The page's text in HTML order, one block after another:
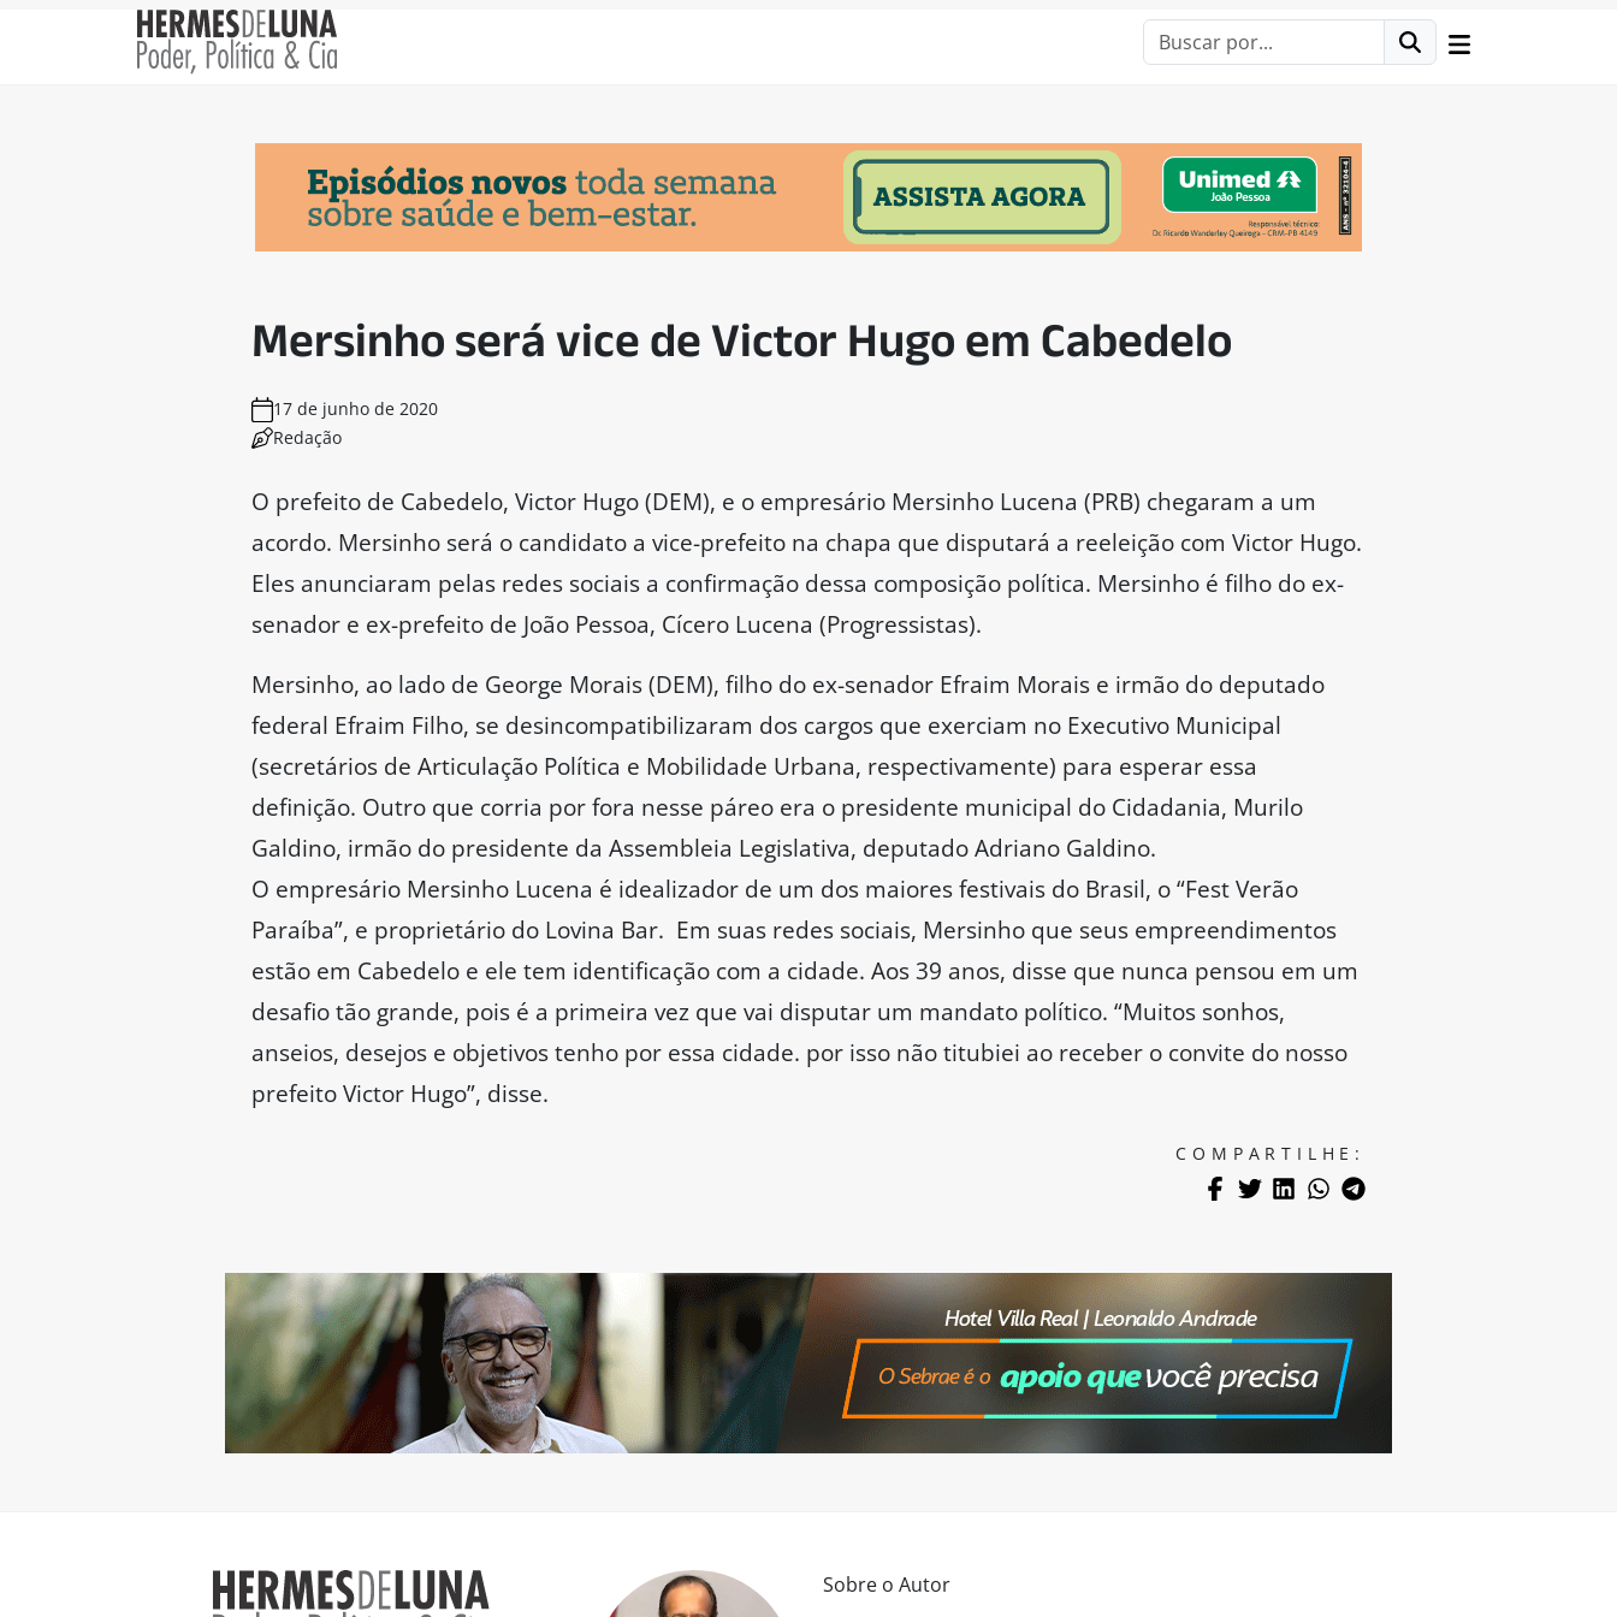
Mersinho será vice de Victor Hugo em Cabedelo
17 de junho de 2020
Redação
O prefeito de Cabedelo, Victor Hugo (DEM), e o empresário Mersinho Lucena (PRB) chegaram a um
acordo. Mersinho será o candidato a vice-prefeito na chapa que disputará a reeleição com Victor Hugo.
Eles anunciaram pelas redes sociais a confirmação dessa composição política. Mersinho é filho do ex-
senador e ex-prefeito de João Pessoa, Cícero Lucena (Progressistas).
Mersinho, ao lado de George Morais (DEM), filho do ex-senador Efraim Morais e irmão do deputado
federal Efraim Filho, se desincompatibilizaram dos cargos que exerciam no Executivo Municipal
(secretários de Articulação Política e Mobilidade Urbana, respectivamente) para esperar essa
definição. Outro que corria por fora nesse páreo era o presidente municipal do Cidadania, Murilo
Galdino, irmão do presidente da Assembleia Legislativa, deputado Adriano Galdino.
O empresário Mersinho Lucena é idealizador de um dos maiores festivais do Brasil, o “Fest Verão
Paraíba”, e proprietário do Lovina Bar. Em suas redes sociais, Mersinho que seus empreendimentos
estão em Cabedelo e ele tem identificação com a cidade. Aos 39 anos, disse que nunca pensou em um
desafio tão grande, pois é a primeira vez que vai disputar um mandato político. “Muitos sonhos,
anseios, desejos e objetivos tenho por essa cidade. por isso não titubiei ao receber o convite do nosso
prefeito Victor Hugo”, disse.
COMPARTILHE:
Sobre o Autor